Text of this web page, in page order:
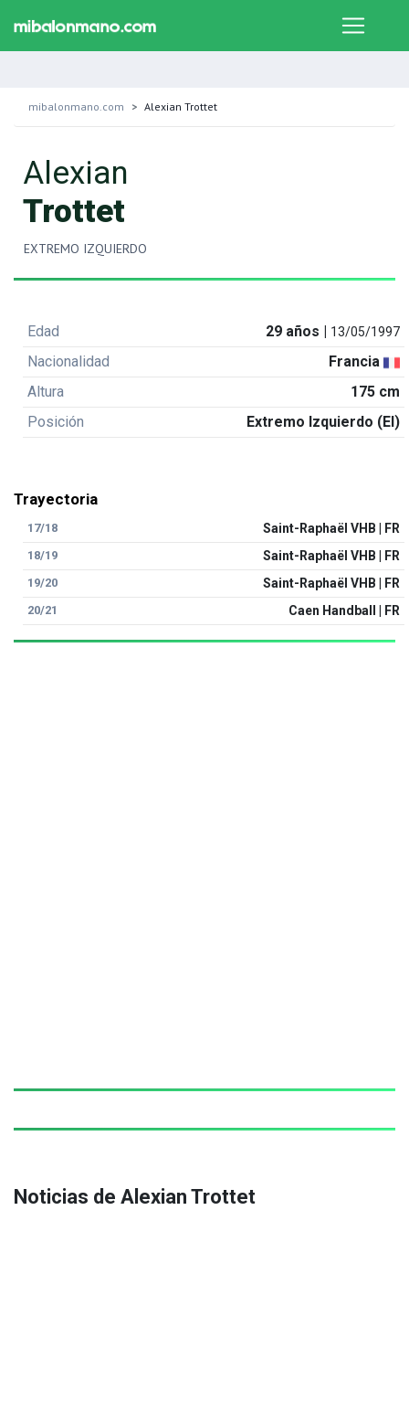
mibalonmano.com Alexian Trottet
Alexian
Trottet
EXTREMO IZQUIERDO
Edad 29 años | 13/05/1997
Nacionalidad
Francia
Altura
175 cm
Posición
Extremo Izquierdo (EI)
Trayectoria
17/18 Saint-Raphaël VHB | FR
18/19 Saint-Raphaël VHB | FR
19/20 Saint-Raphaël VHB | FR
20/21 Caen Handball | FR
Noticias de Alexian Trottet